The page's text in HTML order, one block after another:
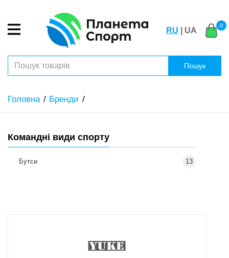
RU | UA
0
Пошук
Головна Бренди
Командні види спорту
Бутси 13